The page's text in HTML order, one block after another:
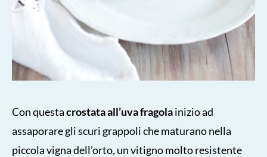
Con questacrostata all’uva fragolainizio ad
assaporare gli scuri grappoli che maturano nella
piccola vigna dell’orto, un vitigno molto resistente